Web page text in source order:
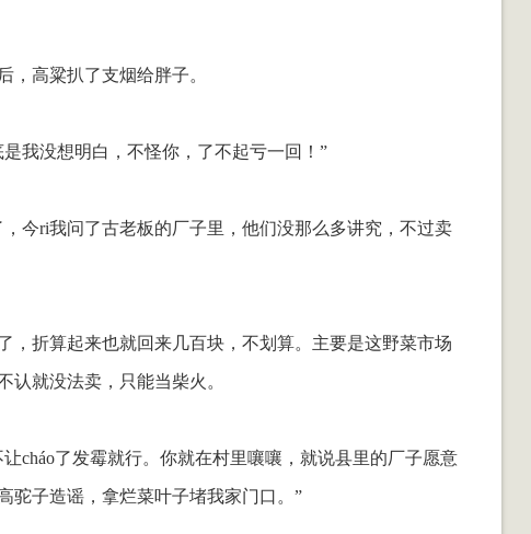
高粱扒了支烟给胖子。
我没想明白，不怪你，了不起亏一回！”
今ri我问了古老板的厂子里，他们没那么多讲究，不过卖
折算起来也就回来几百块，不划算。主要是这野菜市场
认就没法卖，只能当柴火。
cháo了发霉就行。你就在村里嚷嚷，就说县里的厂子愿意
驼子造谣，拿烂菜叶子堵我家门口。”